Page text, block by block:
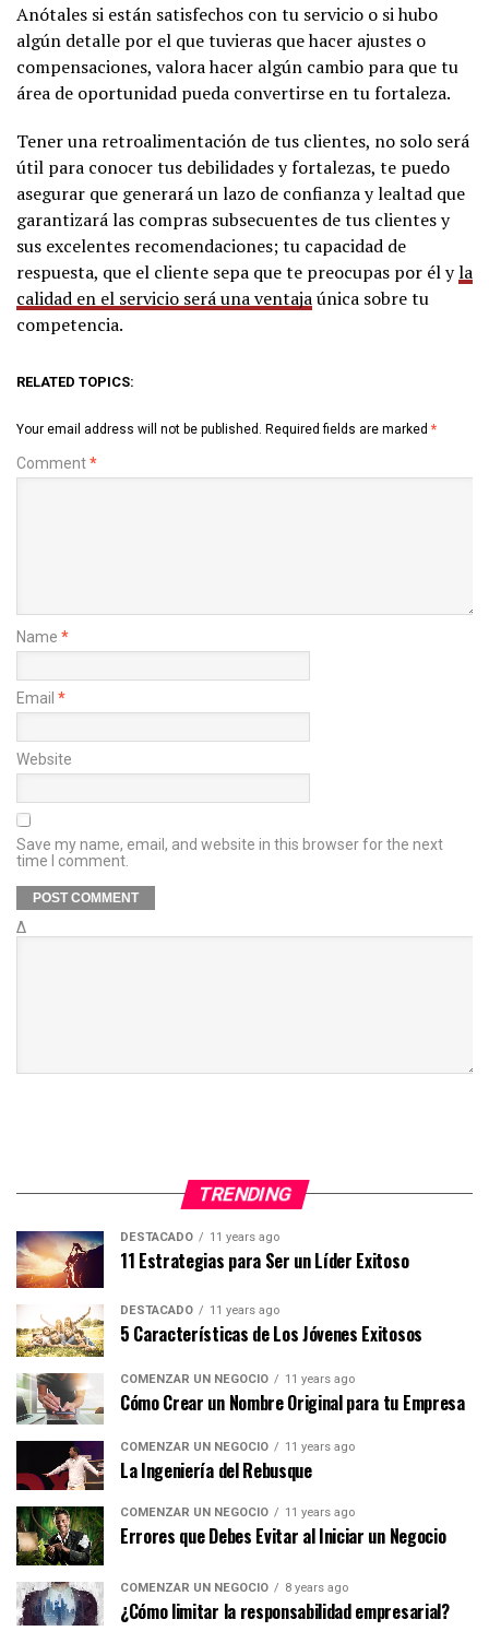
Anótales si están satisfechos con tu servicio o si hubo
algún detalle por el que tuvieras que hacer ajustes o
compensaciones, valora hacer algún cambio para que tu
área de oportunidad pueda convertirse en tu fortaleza.
Tener una retroalimentación de tus clientes, no solo será
útil para conocer tus debilidades y fortalezas, te puedo
asegurar que generará un lazo de confianza y lealtad que
garantizará las compras subsecuentes de tus clientes y
sus excelentes recomendaciones; tu capacidad de
respuesta, que el cliente sepa que te preocupas por él yla
calidad en el servicio será una ventajaúnica sobre tu
competencia.
RELATED TOPICS:
Your email address will not be published. Required fields are marked *
Comment*
Name *
Email *
Website
Save my name, email, and website in this browser for the next
time I comment.
Δ
TRENDING
DESTACADO 11 years ago
11 Estrategias para Ser un Líder Exitoso
DESTACADO 11 years ago
5 Características de Los Jóvenes Exitosos
COMENZAR UN NEGOCIO 11 years ago
Cómo Crear un Nombre Original para tu Empresa
COMENZAR UN NEGOCIO 11 years ago
La Ingeniería del Rebusque
COMENZAR UN NEGOCIO 11 years ago
Errores que Debes Evitar al Iniciar un Negocio
COMENZAR UN NEGOCIO 8 years ago
¿Cómo limitar la responsabilidad empresarial?